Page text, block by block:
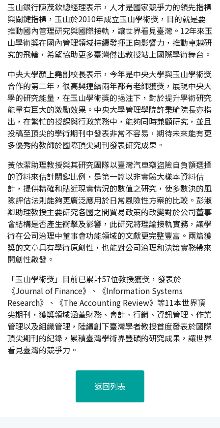
玉山銀行陳茂欽總經理表示，人才是國家競爭力的領先指標
與關鍵指標，玉山於2010年成立玉山學術獎，目的就是要
推動國內管理研究與國際接軌，讓世界看見臺灣。12年來玉
山學術獎在國內管理領域持續發揮正向影響力，推動卓越研
究的飛輪，希望協助更多臺灣傑出教授站上國際學術舞台。
中央大學顏上堯副校長表示，今年是中央大學與玉山學術獎
合作的第二年，很高興連續兩年都有老師獲獎，展現中央大
學的研究能量，在玉山學術獎的挹注下，對於提升學術研究
能量有巨大的激勵效果。中央大學管理學院許秉瑜院長亦指
出，在繁忙的授課與行政業務中，能夠同時兼顧研究，並且
投稿至頂尖的學術期刊中發表非常不容易，期待未來能有更
多優秀的教師於國際頂尖期刊發表研究成果。
黃依潔助理教授與其研究團隊以臺灣汽車竊盜險自負額選擇
的資料來估計關鍵比例，是第一篇以非實驗大樣本資料估
計，提供精確和貼近現實情況的數值之研究，使多數決的風
險評估法則能夠更廣泛應用於日常風險性方案的比較。彭淑
卿助理教授主要研究各國之間貿易政策的改變對於公司董事
會結構是否產生衝擊及影響，此研究將理論接軌實務，讓學
術在公司治理中董事會功能領域的文獻更完整豐富。兩篇獲
獎的文章具有學術原創性，也能對公司治理和決策實務帶來
開創性啟發。
「玉山學術獎」目前已累計57位教授獲獎，發表於
《Journal of Finance》、《Information Systems
Research》、《The Accounting Review》等11本世界頂
尖期刊，獲獎領域涵蓋財務、會計、行銷、資訊管理、作業
管理以及組織管理，陸續創下臺灣學者教授首度發表於國際
頂尖期刊的紀錄，累積臺灣學術界豐碩的研究成果，讓世界
看見臺灣的競爭力。
返回列表